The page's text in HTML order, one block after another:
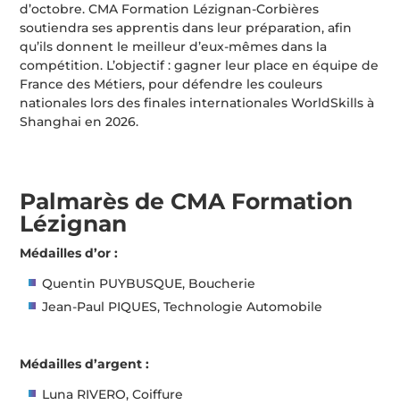
d’octobre. CMA Formation Lézignan-Corbières
soutiendra ses apprentis dans leur préparation, afin
qu’ils donnent le meilleur d’eux-mêmes dans la
compétition. L’objectif : gagner leur place en équipe de
France des Métiers, pour défendre les couleurs
nationales lors des finales internationales WorldSkills à
Shanghai en 2026.
Palmarès de CMA Formation
Lézignan
Médailles d’or :
Quentin PUYBUSQUE, Boucherie
Jean-Paul PIQUES, Technologie Automobile
Médailles d’argent :
Luna RIVERO, Coiffure